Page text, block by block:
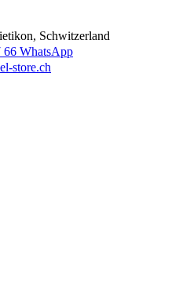
Schwitzerland
66 WhatsApp
store.ch